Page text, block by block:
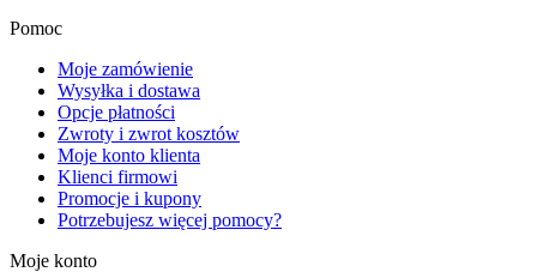
Pomoc
Moje zamówienie
Wysyłka i dostawa
Opcje płatności
Zwroty i zwrot kosztów
Moje konto klienta
Klienci firmowi
Promocje i kupony
Potrzebujesz więcej pomocy?
Moje konto